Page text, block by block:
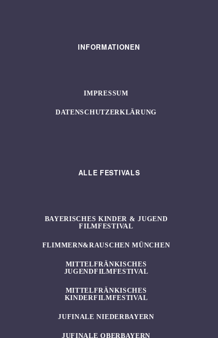
INFORMATIONEN
IMPRESSUM
DATENSCHUTZERKLÄRUNG
ALLE FESTIVALS
BAYERISCHES KINDER & JUGEND
FILMFESTIVAL
FLIMMERN&RAUSCHEN MÜNCHEN
MITTELFRÄNKISCHES
JUGENDFILMFESTIVAL
MITTELFRÄNKISCHES
KINDERFILMFESTIVAL
JUFINALE NIEDERBAYERN
JUFINALE OBERBAYERN